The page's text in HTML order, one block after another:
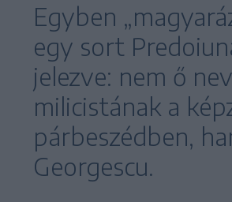
Egyben
egy sort
jelezve: nem ő
milicistának a
párbeszédben,
Georgescu.